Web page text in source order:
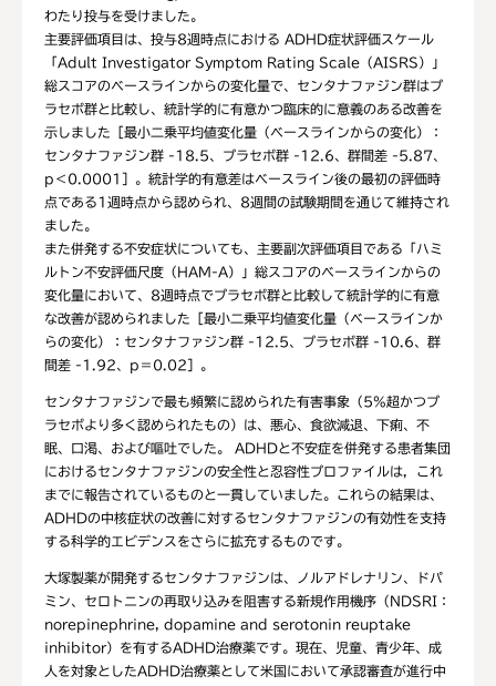
わたり投与を受けました。
主要評価項目は、投与8週時点における ADHD症状評価スケール
「Adult Investigator Symptom Rating Scale（AISRS）」
総スコアのベースラインからの変化量で、センタナファジン群はプ
ラセボ群と比較し、統計学的に有意かつ臨床的に意義のある改善を
示しました［最小二乗平均値変化量（ベースラインからの変化）：
センタナファジン群 -18.5、プラセボ群 -12.6、群間差 -5.87、
p＜0.0001］。統計学的有意差はベースライン後の最初の評価時
点である1週時点から認められ、8週間の試験期間を通じて維持され
ました。
また併発する不安症状についても、主要副次評価項目である「ハミ
ルトン不安評価尺度（HAM-A）」総スコアのベースラインからの
変化量において、8週時点でプラセボ群と比較して統計学的に有意
な改善が認められました［最小二乗平均値変化量（ベースラインか
らの変化）：センタナファジン群 -12.5、プラセボ群 -10.6、群
間差 -1.92、p＝0.02］。
センタナファジンで最も頻繁に認められた有害事象（5%超かつプ
ラセボより多く認められたもの）は、悪心、食欲減退、下痢、不
眠、口渇、および嘔吐でした。 ADHDと不安症を併発する患者集団
におけるセンタナファジンの安全性と忍容性プロファイルは，これ
までに報告されているものと一貫していました。これらの結果は、
ADHDの中核症状の改善に対するセンタナファジンの有効性を支持
する科学的エビデンスをさらに拡充するものです。
大塚製薬が開発するセンタナファジンは、ノルアドレナリン、ドパ
ミン、セロトニンの再取り込みを阻害する新規作用機序（NDSRI：
norepinephrine, dopamine and serotonin reuptake
inhibitor）を有するADHD治療薬です。現在、児童、青少年、成
人を対象としたADHD治療薬として米国において承認審査が進行中